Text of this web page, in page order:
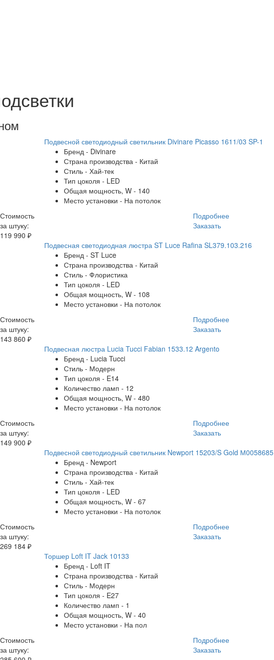
Подвесной светодиодный светильник Divinare Picasso 1611/03 SP-1
Бренд - Divinare
Страна производства - Китай
Стиль - Хай-тек
Тип цоколя - LED
Общая мощность, W - 140
Место установки - На потолок
Стоимость
за штуку:
119 990 ₽
Подробнее
Заказать
Подвесная светодиодная люстра ST Luce Rafina SL379.103.216
Бренд - ST Luce
Страна производства - Китай
Стиль - Флористика
Тип цоколя - LED
Общая мощность, W - 108
Место установки - На потолок
Стоимость
за штуку:
143 860 ₽
Подробнее
Заказать
Подвесная люстра Lucia Tucci Fabian 1533.12 Argento
Бренд - Lucia Tucci
Стиль - Модерн
Тип цоколя - E14
Количество ламп - 12
Общая мощность, W - 480
Место установки - На потолок
Стоимость
за штуку:
149 900 ₽
Подробнее
Заказать
Подвесной светодиодный светильник Newport 15203/S Gold М0058685
Бренд - Newport
Страна производства - Китай
Стиль - Хай-тек
Тип цоколя - LED
Общая мощность, W - 67
Место установки - На потолок
Стоимость
за штуку:
269 184 ₽
Подробнее
Заказать
Торшер Loft IT Jack 10133
Бренд - Loft IT
Страна производства - Китай
Стиль - Модерн
Тип цоколя - E27
Количество ламп - 1
Общая мощность, W - 40
Место установки - На пол
Стоимость
за штуку:
Подробнее
Заказать